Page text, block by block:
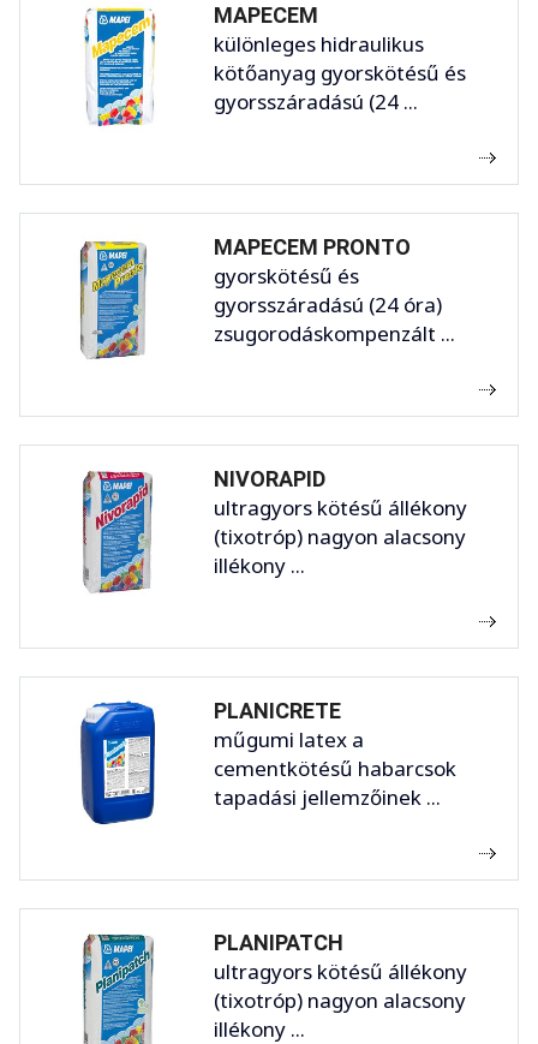
MAPECEM
különleges hidraulikus
kötőanyag gyorskötésű és
gyorsszáradású (24 ...
MAPECEM PRONTO
gyorskötésű és
gyorsszáradású (24 óra)
zsugorodáskompenzált ...
NIVORAPID
ultragyors kötésű állékony
(tixotróp) nagyon alacsony
illékony ...
PLANICRETE
műgumi latex a
cementkötésű habarcsok
tapadási jellemzőinek ...
PLANIPATCH
ultragyors kötésű állékony
(tixotróp) nagyon alacsony
illékony ...